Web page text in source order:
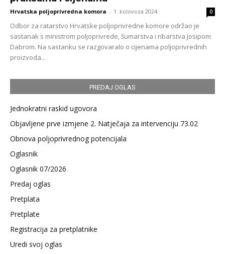
Hrvatska poljoprivredna komora - 1. kolovoza 2024. 0
Odbor za ratarstvo Hrvatske poljoprivredne komore održao je
sastanak s ministrom poljoprivrede, šumarstva i ribarstva Josipom
Dabrom. Na sastanku se razgovaralo o cijenama poljoprivrednih
proizvoda...
PREDAJ OGLAS
Jednokratni raskid ugovora
Objavljene prve izmjene 2. Natječaja za intervenciju 73.02
Obnova poljoprivrednog potencijala
Oglasnik
Oglasnik 07/2026
Predaj oglas
Pretplata
Pretplate
Registracija za pretplatnike
Uredi svoj oglas